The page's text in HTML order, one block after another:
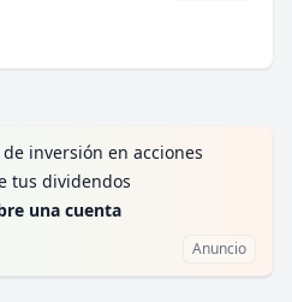
inversión en acciones
tus dividendos
una cuenta
Anuncio